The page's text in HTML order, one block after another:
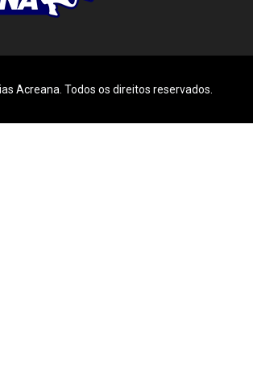
Acreana. Todos os direitos reservados.